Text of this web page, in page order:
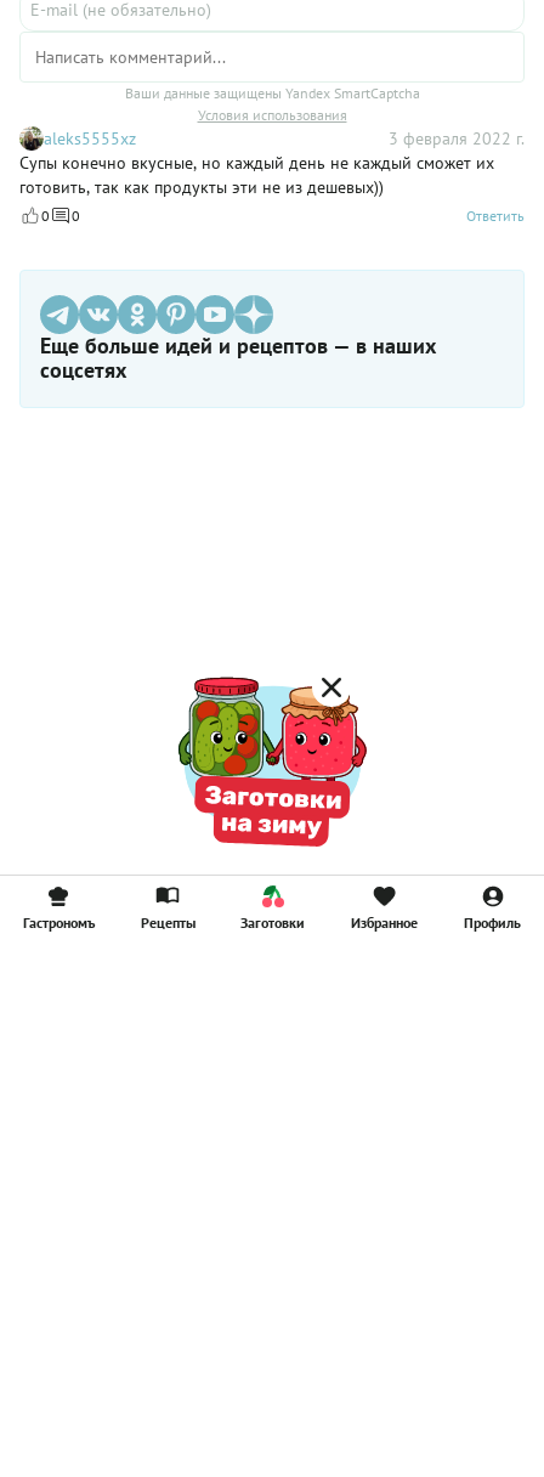
Ваши данные защищены Yandex SmartCaptcha
Условия использования
aleks5555xz
3 февраля 2022 г.
Супы конечно вкусные, но каждый день не каждый сможет их
готовить, так как продукты эти не из дешевых))
0 0 Ответить
Еще больше идей и рецептов — в наших
соцсетях
Гастрономъ Рецепты Заготовки Избранное Профиль